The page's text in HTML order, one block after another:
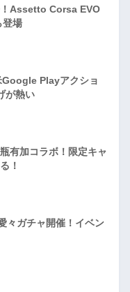
Assetto Corsa EVO
登場
Google Playアクショ
が熱い
有加コラボ！限定キャ
！
々ガチャ開催！イベン